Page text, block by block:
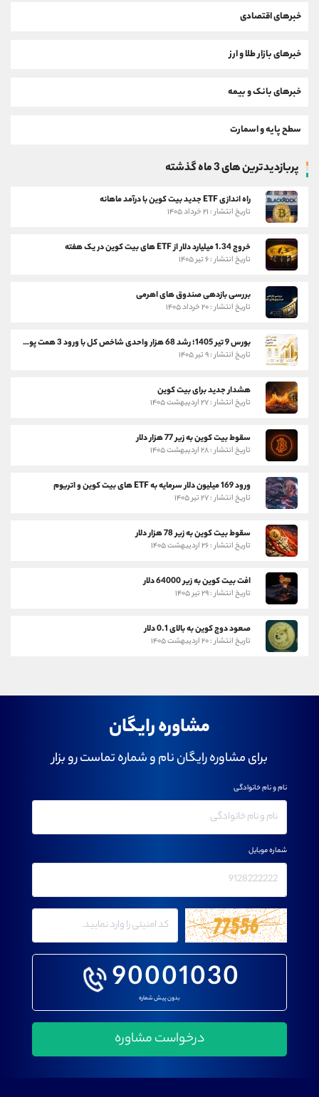
خبرهای اقتصادی
خبرهای بازار طلا و ارز
خبرهای بانک و بیمه
سطح پایه و اسمارت
پربازدیدترین های 3 ماه گذشته
راه اندازی ETF جدید بیت کوین با درآمد ماهانه
تاریخ انتشار : ۲۱ خرداد ۱۴۰۵
خروج 1.34 میلیارد دلار از ETF های بیت کوین در یک هفته
تاریخ انتشار : ۶ تیر ۱۴۰۵
بررسی بازدهی صندوق های اهرمی
تاریخ انتشار : ۲۰ خرداد ۱۴۰۵
بورس 9 تیر 1405؛ رشد 68 هزار واحدی شاخص کل با ورود 3 همت پول حقیقی
تاریخ انتشار : ۹ تیر ۱۴۰۵
هشدار جدید برای بیت کوین
تاریخ انتشار : ۲۷ اردیبهشت ۱۴۰۵
سقوط بیت کوین به زیر 77 هزار دلار
تاریخ انتشار : ۲۸ اردیبهشت ۱۴۰۵
ورود 169 میلیون دلار سرمایه به ETF های بیت کوین و اتریوم
تاریخ انتشار : ۲۷ تیر ۱۴۰۵
سقوط بیت کوین به زیر 78 هزار دلار
تاریخ انتشار : ۲۶ اردیبهشت ۱۴۰۵
افت بیت کوین به زیر 64000 دلار
تاریخ انتشار : ۲۹ تیر ۱۴۰۵
صعود دوج کوین به بالای 0.1 دلار
تاریخ انتشار : ۲۰ اردیبهشت ۱۴۰۵
مشاوره رایگان
برای مشاوره رایگان نام و شماره تماست رو بزار
90001030
بدون پیش شماره
نام و نام خانوادگی
شماره موبایل